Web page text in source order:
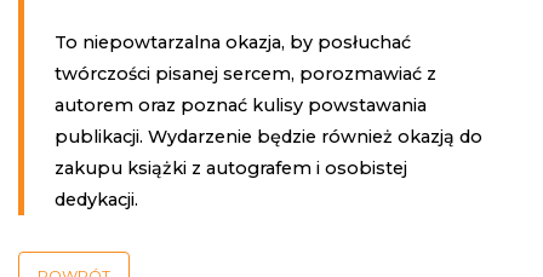
To niepowtarzalna okazja, by posłuchać
twórczości pisanej sercem, porozmawiać z
autorem oraz poznać kulisy powstawania
publikacji. Wydarzenie będzie również okazją do
zakupu książki z autografem i osobistej
dedykacji.